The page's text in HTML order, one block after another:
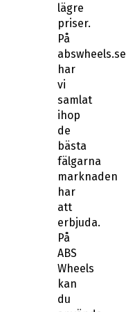
lägre
priser.
På
abswheels.se
har
vi
samlat
ihop
de
bästa
fälgarna
marknaden
har
att
erbjuda.
På
ABS
Wheels
kan
du